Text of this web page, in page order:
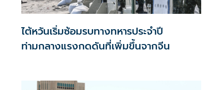
ไต้หวันเริ่มซ้อมรบทางทหารประจำปี
ท่ามกลางแรงกดดันที่เพิ่มขึ้นจากจีน